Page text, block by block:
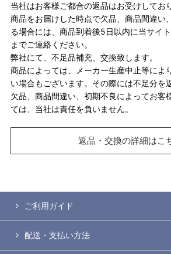
当社はお客様ご都合の返品はお受けしてお
商品をお届けした時点で欠品、商品間違い
る場合には、商品到着後5日以内に当サイ
までご連絡ください。
弊社にて、不足品補充、交換致します。
商品によっては、メーカー生産中止等によ
い場合もございます。その際には不足分を
欠品、商品間違い、初期不良によってお客
ては、当社は責任を負いません。
返品・交換の詳細はこ
ご利用ガイド
配送・支払い方法